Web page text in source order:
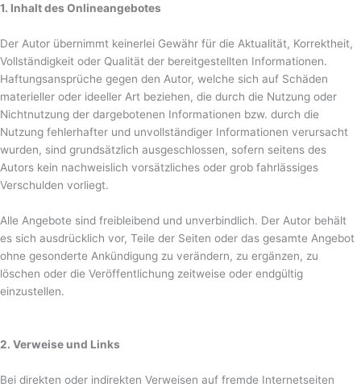
1. Inhalt des Onlineangebotes
Der Autor übernimmt keinerlei Gewähr für die Aktualität, Korrektheit,
Vollständigkeit oder Qualität der bereitgestellten Informationen.
Haftungsansprüche gegen den Autor, welche sich auf Schäden
materieller oder ideeller Art beziehen, die durch die Nutzung oder
Nichtnutzung der dargebotenen Informationen bzw. durch die
Nutzung fehlerhafter und unvollständiger Informationen verursacht
wurden, sind grundsätzlich ausgeschlossen, sofern seitens des
Autors kein nachweislich vorsätzliches oder grob fahrlässiges
Verschulden vorliegt.
Alle Angebote sind freibleibend und unverbindlich. Der Autor behält
es sich ausdrücklich vor, Teile der Seiten oder das gesamte Angebot
ohne gesonderte Ankündigung zu verändern, zu ergänzen, zu
löschen oder die Veröffentlichung zeitweise oder endgültig
einzustellen.
2. Verweise und Links
Bei direkten oder indirekten Verweisen auf fremde Internetseiten